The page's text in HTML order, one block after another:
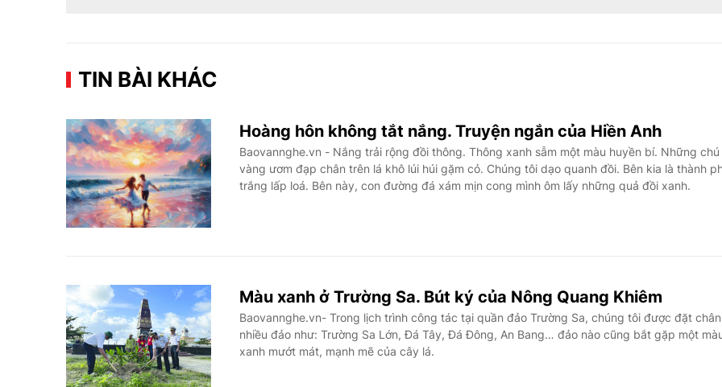
TIN BÀI KHÁC
Hoàng hôn không tắt nắng. Truyện ngắn của Hiền Anh
Baovannghe.vn - Nắng trải rộng đồi thông. Thông xanh sẫm một màu huyền bí. Những
vàng ươm đạp chân trên lá khô lúi húi gặm cỏ. Chúng tôi dạo quanh đồi. Bên kia là thành
trắng lấp loá. Bên này, con đường đá xám mịn cong mình ôm lấy những quả đồi xanh.
Màu xanh ở Trường Sa. Bút ký của Nông Quang Khiêm
Baovannghe.vn- Trong lịch trình công tác tại quần đảo Trường Sa, chúng tôi được đặt
nhiều đảo như: Trường Sa Lớn, Đá Tây, Đá Đông, An Bang… đảo nào cũng bắt gặp một
xanh mướt mát, mạnh mẽ của cây lá.